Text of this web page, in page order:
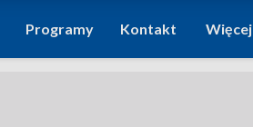
Programy Kontakt Więcej